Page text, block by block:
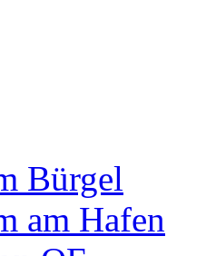
Bürgel
am Hafen